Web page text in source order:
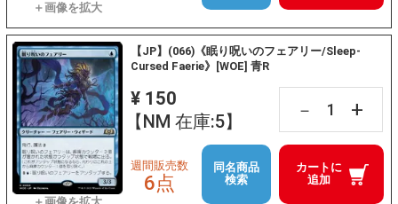
【JP】(066)《眠り呪いのフェアリー/Sleep-
Cursed Faerie》[WOE] 青R
¥ 150
【NM 在庫:5】
－ +
カートに
追加
週間販売数
6点
同名商品
検索